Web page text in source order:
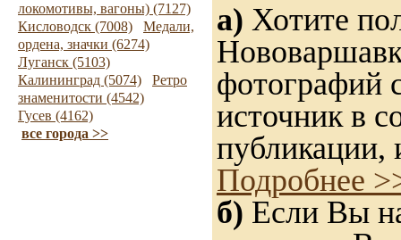
локомотивы, вагоны) (7127)
Кисловодск (7008)
Медали,
ордена, значки (6274)
Луганск (5103)
Калининград (5074)
Ретро
знаменитости (4542)
Гусев (4162)
все города >>
а) Хотите
фотографий
источник в
публикации,
Подробнее
б) Если Вы